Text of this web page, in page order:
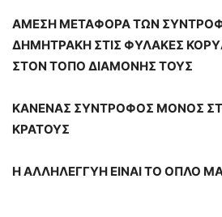
ΑΜΕΣΗ ΜΕΤΑΦΟΡΑ ΤΩΝ
ΔΗΜΗΤΡΑΚΗ ΣΤΙΣ ΦΥΛΑΚΕΣ
ΣΤΟΝ ΤΟΠΟ ΔΙΑΜΟΝΗΣ ΤΟΥΣ
ΚΑΝΕΝΑΣ ΣΥΝΤΡΟΦΟΣ ΜΟΝΟΣ
ΚΡΑΤΟΥΣ
Η ΑΛΛΗΛΕΓΓΥΗ ΕΙΝΑΙ ΤΟ ΟΠΛΟ